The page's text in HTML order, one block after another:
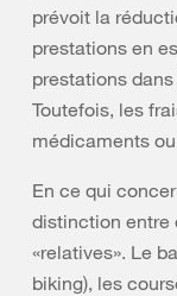
prévoit la
prestations en
prestations
Toutefois, les
médicaments
En ce qui
distinction entre
«relatives». Le
biking), les